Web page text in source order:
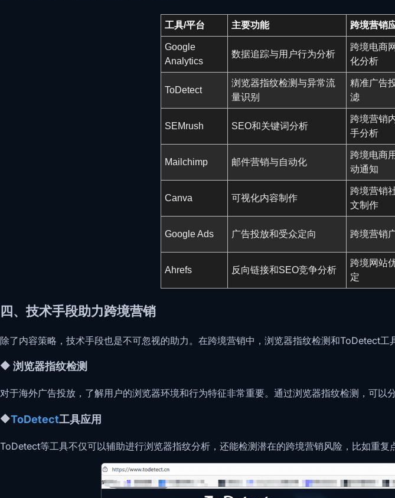
工具/平台 主要功能 跨境营销
Google
Analytics
数据追踪与用户行为分析
跨境电商
化分析
ToDetect
浏览器指纹检测与异常流
量识别
精准广告
滤
SEMrush SEO和关键词分析
跨境营销
手分析
Mailchimp 邮件营销与自动化
跨境电商
动通知
Canva 可视化内容制作
跨境营销
文制作
Google Ads 广告投放和受众定向 跨境营销
Ahrefs 反向链接和SEO竞争分析
跨境网站
定
四、技术手段助力跨境营销
除了内容策略，技术手段也是不可忽视的助力。在跨境营销中，浏览器指纹检测和ToDetect工
🔶 浏览器指纹检测
对于海外广告投放，了解用户的浏览器环境和行为特征非常重要。通过浏览器指纹检测，可以
🔶ToDetect工具应用
ToDetect等工具不仅可以辅助进行浏览器指纹分析，还能检测潜在的跨境营销风险，比如重复